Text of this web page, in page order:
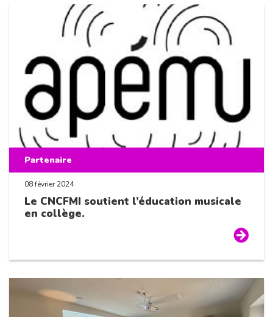
Partenaire
08 février 2024
Le CNCFMI soutient l’éducation musicale
en collège.